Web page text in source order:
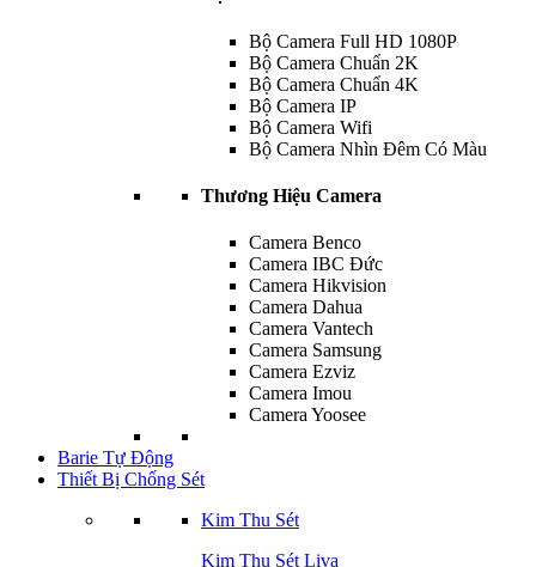
Bộ Camera Full HD 1080P
Bộ Camera Chuẩn 2K
Bộ Camera Chuẩn 4K
Bộ Camera IP
Bộ Camera Wifi
Bộ Camera Nhìn Đêm Có Màu
Thương Hiệu Camera
Camera Benco
Camera IBC Đức
Camera Hikvision
Camera Dahua
Camera Vantech
Camera Samsung
Camera Ezviz
Camera Imou
Camera Yoosee
Barie Tự Động
Thiết Bị Chống Sét
Kim Thu Sét
Kim Thu Sét Liva